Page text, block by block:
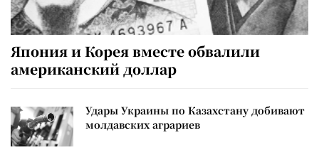
Япония и Корея вместе обвалили
американский доллар
Удары Украины по Казахстану добивают
молдавских аграриев